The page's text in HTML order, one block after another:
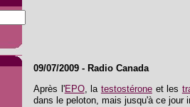
09/07/2009 - Radio Canada
Après l'EPO, la testostéroneet les
dans le peloton, mais jusqu'à ce jour